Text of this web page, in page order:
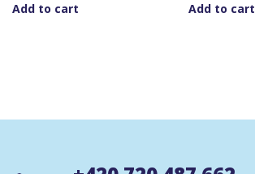
Add to cart Add to cart